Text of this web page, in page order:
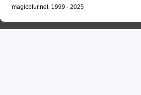
magicblur.net, 1999 - 2025